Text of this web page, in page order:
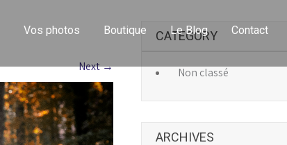
Vos photos Boutique Le Blog Contact
Next→
CATEGORY
Non classé
ARCHIVES